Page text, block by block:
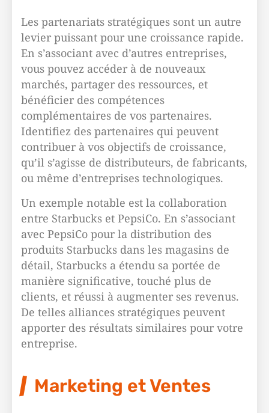
Les partenariats stratégiques sont un autre
levier puissant pour une croissance rapide.
En s’associant avec d’autres entreprises,
vous pouvez accéder à de nouveaux
marchés, partager des ressources, et
bénéficier des compétences
complémentaires de vos partenaires.
Identifiez des partenaires qui peuvent
contribuer à vos objectifs de croissance,
qu’il s’agisse de distributeurs, de fabricants,
ou même d’entreprises technologiques.
Un exemple notable est la collaboration
entre Starbucks et PepsiCo. En s’associant
avec PepsiCo pour la distribution des
produits Starbucks dans les magasins de
détail, Starbucks a étendu sa portée de
manière significative, touché plus de
clients, et réussi à augmenter ses revenus.
De telles alliances stratégiques peuvent
apporter des résultats similaires pour votre
entreprise.
Marketing et Ventes